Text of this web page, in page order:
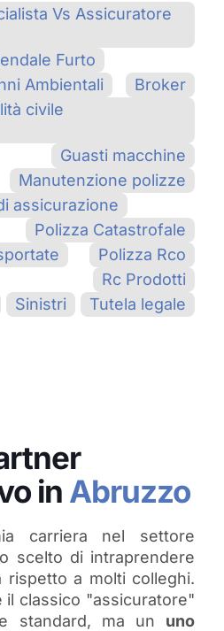
Vs Assicuratore
Furto
Ambientali
Broker
civile
Guasti macchine
Manutenzione polizze
assicurazione
Polizza Catastrofale
Polizza Rco
Rc Prodotti
Sinistri Tutela legale
in Abruzzo
carriera nel settore
scelto di intraprendere
rispetto a molti colleghi.
il classico "assicuratore"
standard, ma un uno